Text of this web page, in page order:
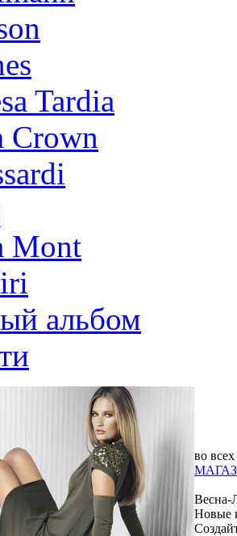
Tardia
Crown
Mont
альбом
во всех
Весна-
Новые